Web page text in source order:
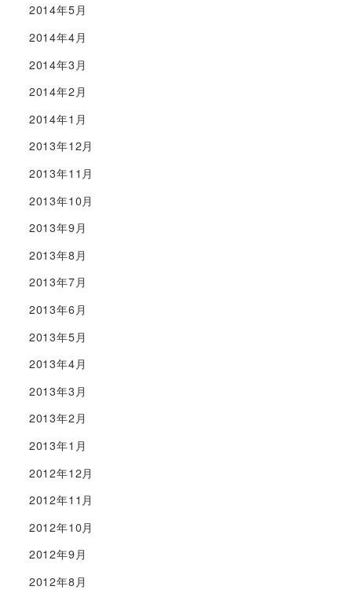
2014年5月
2014年4月
2014年3月
2014年2月
2014年1月
2013年12月
2013年11月
2013年10月
2013年9月
2013年8月
2013年7月
2013年6月
2013年5月
2013年4月
2013年3月
2013年2月
2013年1月
2012年12月
2012年11月
2012年10月
2012年9月
2012年8月